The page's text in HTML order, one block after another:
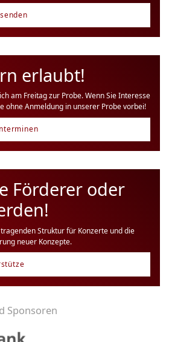
erlaubt!
am Freitag zur Probe. Wenn Sie Interesse
ohne Anmeldung in unserer Probe vorbei!
Förderer oder
Struktur für Konzerte und die
neuer Konzepte.
Sponsoren